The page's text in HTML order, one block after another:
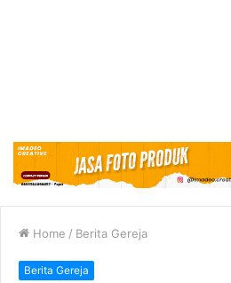
Home / Berita Gereja
Berita Gereja